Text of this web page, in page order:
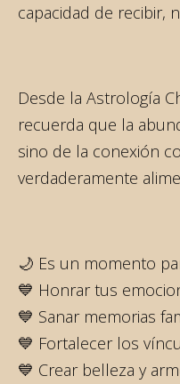
capacidad de recibir,
Desde la Astrología
recuerda que la
sino de la conexión
verdaderamente
🌙 Es un momento
💙 Honrar tus
💙 Sanar memorias
💙 Fortalecer los
💙 Crear belleza y